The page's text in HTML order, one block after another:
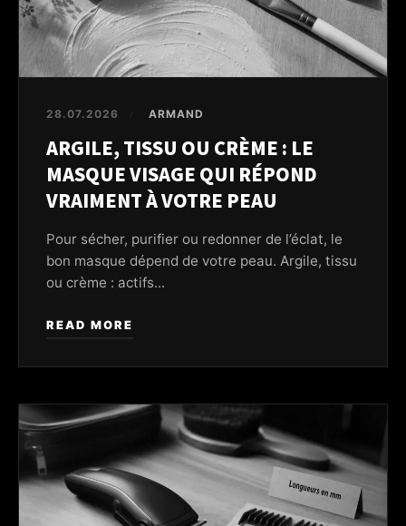
28.07.2026 ARMAND
ARGILE, TISSU OU CRÈME : LE
MASQUE VISAGE QUI RÉPOND
VRAIMENT À VOTRE PEAU
Pour sécher, purifier ou redonner de l’éclat, le
bon masque dépend de votre peau. Argile, tissu
ou crème : actifs...
READ MORE